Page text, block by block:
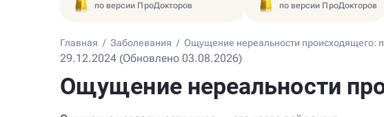
по версии ПроДокторов по версии ПроДокторов
Главная / Заболевания / Ощущение нереальности происходящего:
29.12.2024 (Обновлено 03.08.2026)
Ощущение нереальности